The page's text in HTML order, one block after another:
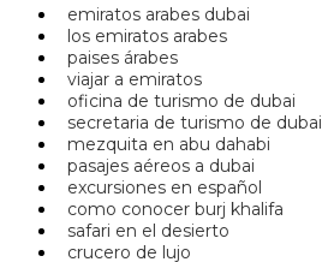
emiratos arabes dubai
los emiratos arabes
paises árabes
viajar a emiratos
oficina de turismo de dubai
secretaria de turismo de dubai
mezquita en abu dahabi
pasajes aéreos a dubai
excursiones en español
como conocer burj khalifa
safari en el desierto
crucero de lujo